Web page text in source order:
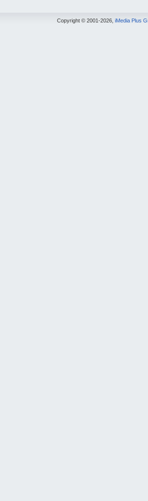
Copyright © 2001-2026, iMedia Plus